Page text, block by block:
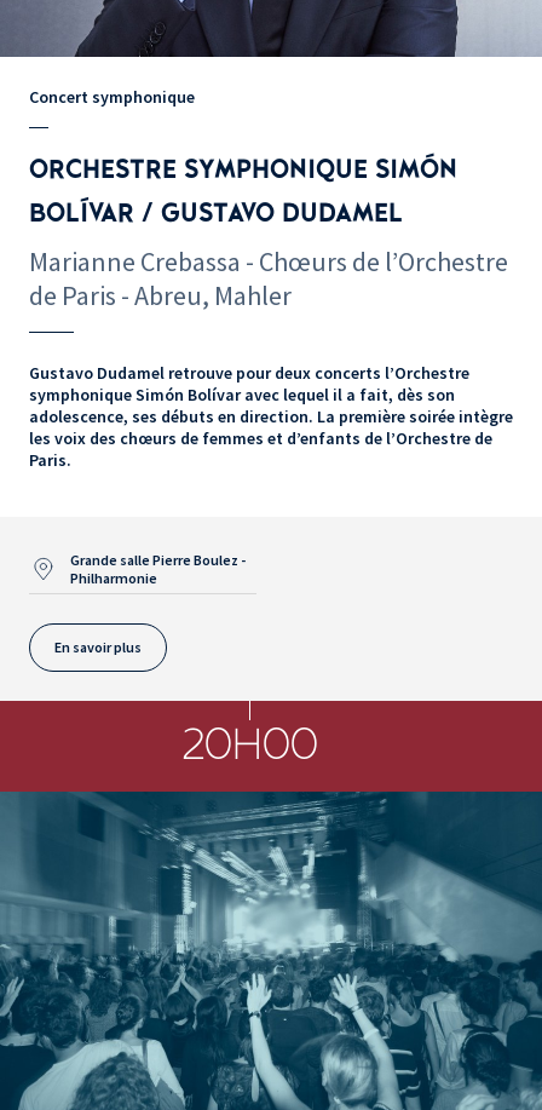
Concert symphonique
ORCHESTRE SYMPHONIQUE SIMÓN
BOLÍVAR / GUSTAVO DUDAMEL
Marianne Crebassa - Chœurs de l’Orchestre
de Paris - Abreu, Mahler
Gustavo Dudamel retrouve pour deux concerts l’Orchestre
symphonique Simón Bolívar avec lequel il a fait, dès son
adolescence, ses débuts en direction. La première soirée intègre
les voix des chœurs de femmes et d’enfants de l’Orchestre de
Paris.
Grande salle Pierre Boulez -
Philharmonie
En savoir plus
20H00